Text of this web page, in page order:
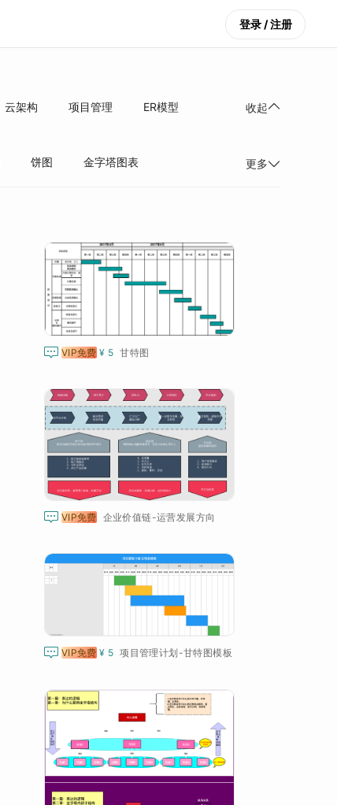
登录 / 注册
云架构 项目管理
ER模型
收起
饼图
金字塔图表
更多
 VIP免费 ¥ 5 甘特图
 VIP免费 企业价值链-运营发展方向
 VIP免费 ¥ 5 项目管理计划-甘特图模板